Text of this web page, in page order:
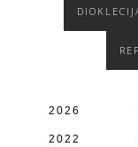
2026
2022